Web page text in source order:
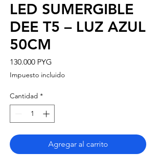
LED SUMERGIBLE
DEE T5 – LUZ AZUL
50CM
130.000 PYG
Impuesto incluido
Cantidad *
Agregar al carrito